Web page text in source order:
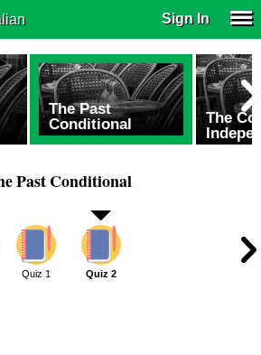
Sign In
The Past
Conditional
The
Past Conditional
Quiz 1 Quiz 2